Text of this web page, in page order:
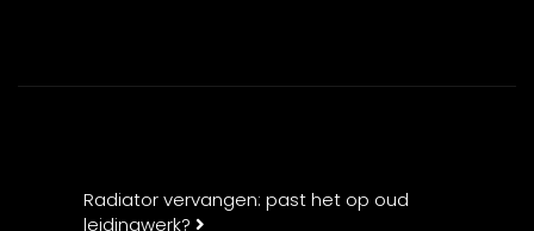
Radiator vervangen: past het op oud
leidingwerk?